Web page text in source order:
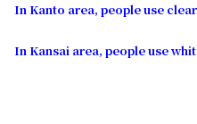
In Kanto area, people use
In Kansai area, people use